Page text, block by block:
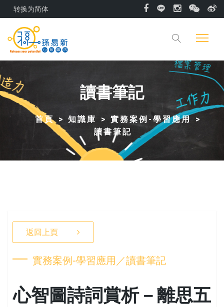
转换为简体
讀書筆記
首頁 知識庫
實務案例-學習應用
讀書筆記
返回上頁
實務案例-學習應用／讀書筆記
心智圖詩詞賞析－離思五